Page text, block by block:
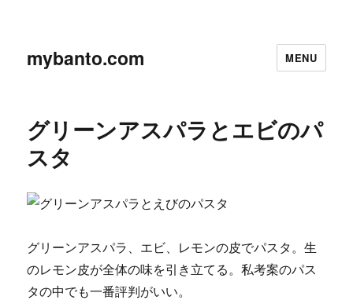
mybanto.com MENU
グリーンアスパラとエビのパ
スタ
グリーンアスパラ、エビ、レモンの皮でパスタ。生
のレモン皮が全体の味を引き立てる。私考案のパス
タの中でも一番評判がいい。